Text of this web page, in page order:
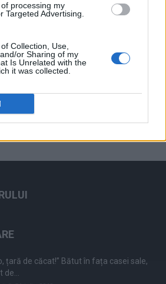
processing my
Targeted Advertising.
Collection, Use,
or Sharing of my
Is Unrelated with the
it was collected.
ad
țară de căcat!” Bătut în fața casei sale,